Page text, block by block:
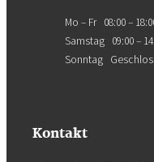
Mo – Fr 08:00 –
Samstag 09:00 –
Sonntag
Kontakt